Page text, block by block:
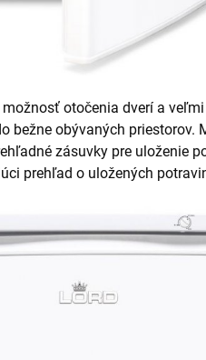
otočenia dverí a
bežne obývaných priestorov.
zásuvky pre uloženie
prehľad o uložených